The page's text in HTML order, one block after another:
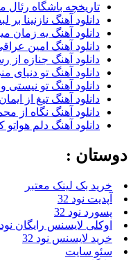
تاریخچه باشگاه رئال
دانلود آهنگ نازنینا
دانلود آهنگ یه زمان
دانلود آهنگ امین
دانلود آهنگ جنازه از
دانلود آهنگ تو دنیای
دانلود آهنگ تو
دانلود آهنگ تیغ از
دانلود آهنگ نگاه از
دانلود آهنگ دلم
دوستان :
خرید بک لینک معتبر
آپدیت نود 32
پسورد نود 32
اوکلی لایسنس رایگان نود 32
خرید لایسنس نود 32
سئو سایت